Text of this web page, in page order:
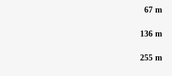
67 m
136 m
255 m